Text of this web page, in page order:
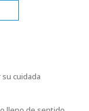
cuidada